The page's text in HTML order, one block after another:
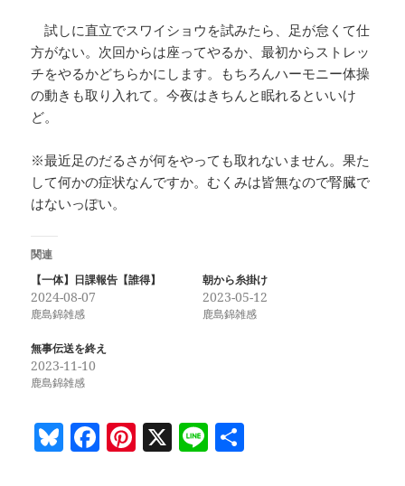
試しに直立でスワイショウを試みたら、足が怠くて仕
方がない。次回からは座ってやるか、最初からストレッ
チをやるかどちらかにします。もちろんハーモニー体操
の動きも取り入れて。今夜はきちんと眠れるといいけ
ど。
※最近足のだるさが何をやっても取れないません。果た
して何かの症状なんですか。むくみは皆無なので腎臓で
はないっぽい。
関連
【一体】日課報告【誰得】
2024-08-07
鹿島錦雑感
朝から糸掛け
2023-05-12
鹿島錦雑感
無事伝送を終え
2023-11-10
鹿島錦雑感
Bl F Pi X Li